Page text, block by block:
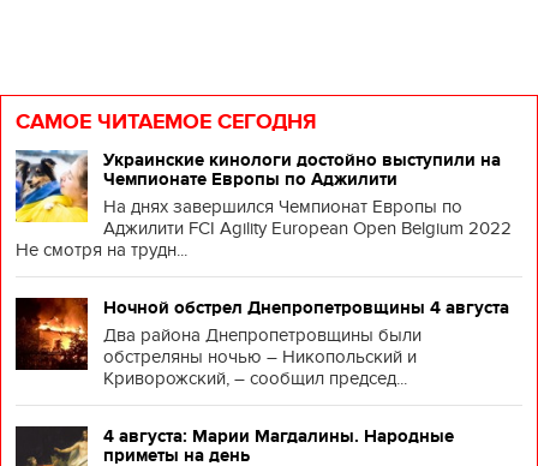
САМОЕ ЧИТАЕМОЕ СЕГОДНЯ
Украинские кинологи достойно выступили на
Чемпионате Европы по Аджилити
На днях завершился Чемпионат Европы по
Аджилити FCI Agility European Open Belgium 2022
Не смотря на трудн...
Ночной обстрел Днепропетровщины 4 августа
Два района Днепропетровщины были
обстреляны ночью – Никопольский и
Криворожский, – сообщил председ...
4 августа: Марии Магдалины. Народные
приметы на день